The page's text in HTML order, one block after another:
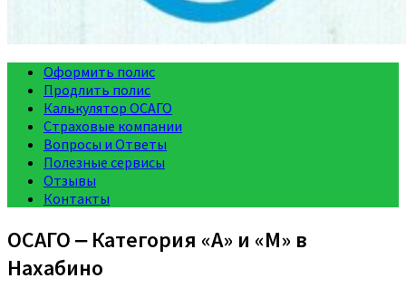
Оформить полис
Продлить полис
Калькулятор ОСАГО
Страховые компании
Вопросы и Ответы
Полезные сервисы
Отзывы
Контакты
ОСАГО ‒ Категория «A» и «M» в
Нахабино